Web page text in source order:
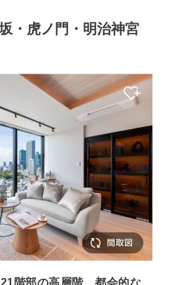
・虎ノ門・明治神宮
階部の高層階、都会的な